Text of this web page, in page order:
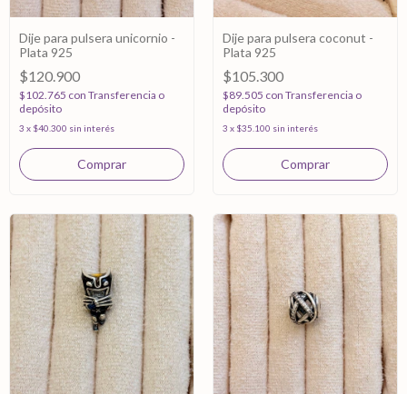
Dije para pulsera unicornio -
Plata 925
$120.900
$102.765 con Transferencia o
depósito
3 x $40.300 sin interés
Dije para pulsera coconut -
Plata 925
$105.300
$89.505 con Transferencia o
depósito
3 x $35.100 sin interés